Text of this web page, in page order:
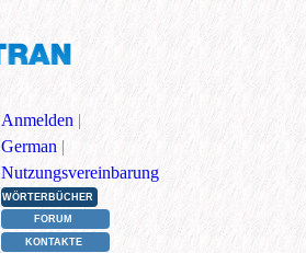
Anmelden |
German |
Nutzungsvereinbarung
WÖRTERBÜCHER
FORUM
KONTAKTE